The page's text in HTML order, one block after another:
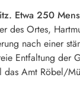
Etwa 250
des Ortes,
nach einer
Entfaltung der
Amt Röbel/